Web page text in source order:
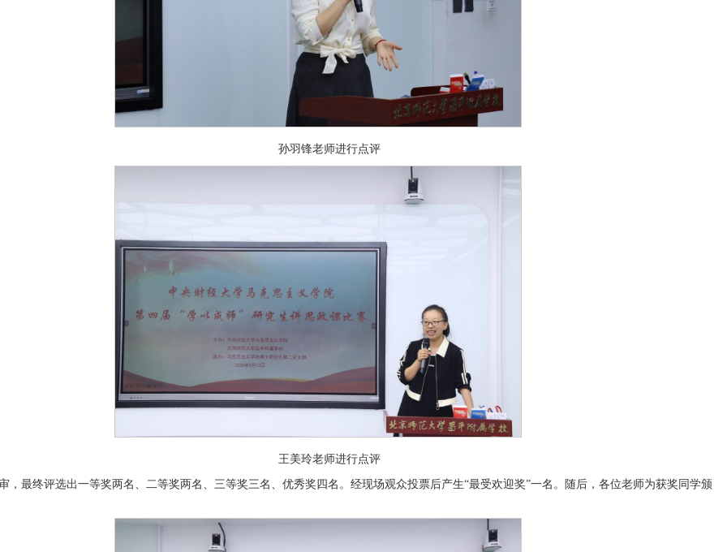
孙羽锋老师进行点评
王美玲老师进行点评
，最终评选出一等奖两名、二等奖两名、三等奖三名、优秀奖四名。经现场观众投票后产生“最受欢迎奖”一名。随后，各位老师为获奖同学颁